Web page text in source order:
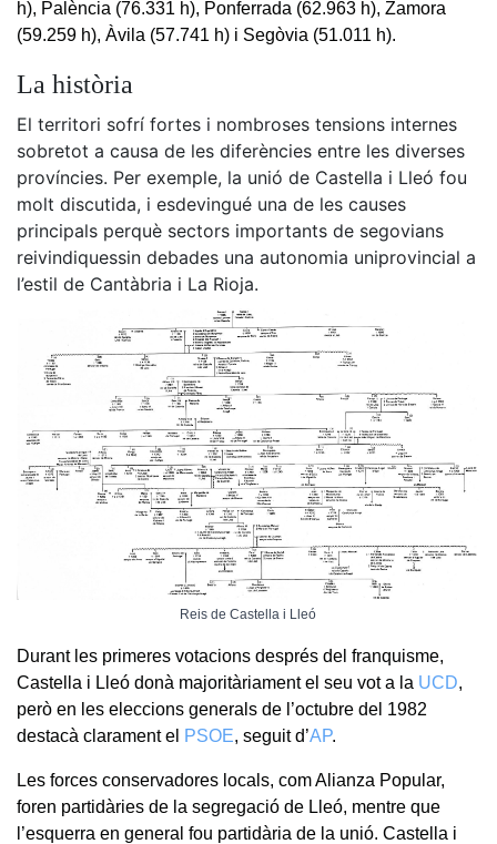
h), Palència (76.331 h), Ponferrada (62.963 h), Zamora
(59.259 h), Àvila (57.741 h) i Segòvia (51.011 h).
La història
El territori sofrí fortes i nombroses tensions internes
sobretot a causa de les diferències entre les diverses
províncies. Per exemple, la unió de Castella i Lleó fou
molt discutida, i esdevingué una de les causes
principals perquè sectors importants de segovians
reivindiquessin debades una autonomia uniprovincial a
l’estil de Cantàbria i La Rioja.
Reis de Castella i Lleó
Durant les primeres votacions després del franquisme,
Castella i Lleó donà majoritàriament el seu vot a la UCD,
però en les eleccions generals de l’octubre del 1982
destacà clarament el PSOE, seguit d’AP.
Les forces conservadores locals, com Alianza Popular,
foren partidàries de la segregació de Lleó, mentre que
l’esquerra en general fou partidària de la unió. Castella i